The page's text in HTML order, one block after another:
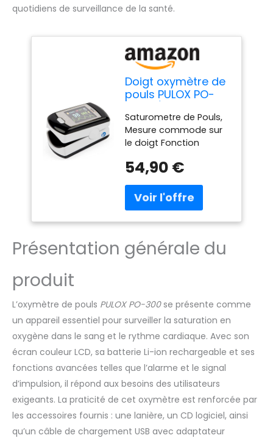
quotidiens de surveillance de la santé.
Doigt oxymètre de
pouls PULOX PO-
couleur LCD,
alarme, signal
d'impulsion,
batterie Li-ion * y
compris lanière,
CD du logiciel,
câble de
chargement USB,
adaptateur
Noir
Saturometre de Pouls,
Mesure commode sur
le doigt Fonction
valeurs limites
réglables Mémoire
interne enregistre de
jusqu'à 24 heures
USB Facile utilisation et
mesures rapides
54,90 €
Présentation générale du
produit
L’oxymètre de pouls PULOX PO-300se présente comme
un appareil essentiel pour surveiller la saturation en
oxygène dans le sang et le rythme cardiaque. Avec son
écran couleur LCD, sa batterie Li-ion rechargeable et ses
fonctions avancées telles que l’alarme et le signal
d’impulsion, il répond aux besoins des utilisateurs
exigeants. La praticité de cet oxymètre est renforcée par
les accessoires fournis : une lanière, un CD logiciel, ainsi
qu’un câble de chargement USB avec adaptateur